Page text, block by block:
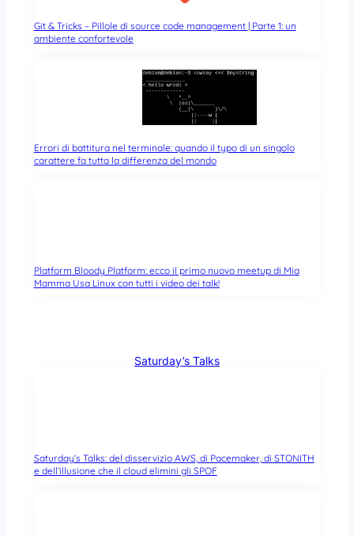
Git & Tricks – Pillole di source code management | Parte 1: un
ambiente confortevole
Errori di battitura nel terminale: quando il typo di un singolo
carattere fa tutta la differenza del mondo
Platform Bloody Platform: ecco il primo nuovo meetup di Mia
Mamma Usa Linux con tutti i video dei talk!
Saturday’s Talks
Saturday’s Talks: del disservizio AWS, di Pacemaker, di STONITH
e dell’illusione che il cloud elimini gli SPOF